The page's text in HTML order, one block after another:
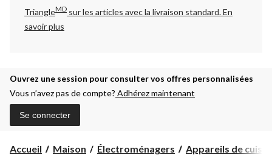
TriangleMD sur les articles avec la livraison standard.En
savoir plus
Ouvrez une session pour consulter vos offres personnalisées
Vous n’avez pas de compte? Adhérez maintenant
Se connecter
Accueil Maison Électroménagers Appareils de